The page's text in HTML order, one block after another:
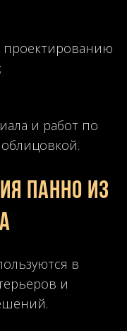
и работ по
панно из
в
и